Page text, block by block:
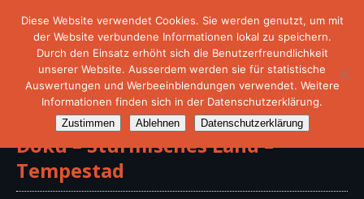
Doku – Stürmisches Land –
Tempestad
Diese Website verwendet Cookies. Sie werden genutzt, um mit
der Website verbundene Informationen lokal zu speichern.
Durch den Einsatz erhöht sich die Benutzerfreundlichkeit
unserer Website. Ausserdem werden sie für statistische
Auswertungen und Werbeeinblendungen verwendet. Weitere
Informationen finden sich in der Datenschutzerklärung.
Zustimmen Ablehnen Datenschutzerklärung